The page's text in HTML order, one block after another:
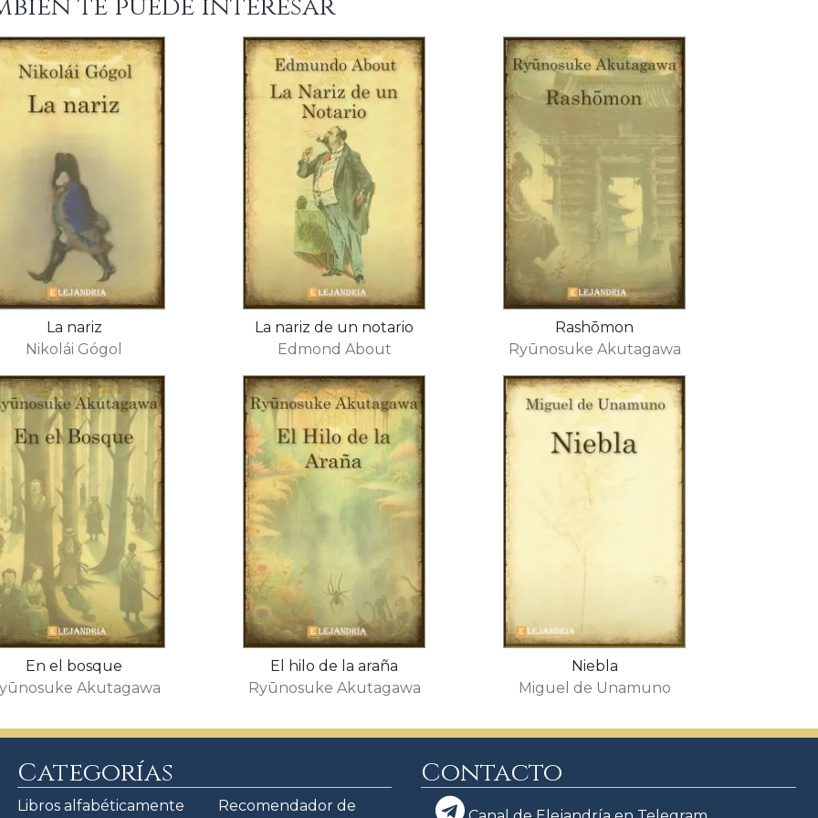
te puede interesar
La nariz
Nikolái Gógol
La nariz de un notario
Edmond About
Rashōmon
Ryūnosuke Akutagawa
En el bosque
Akutagawa
El hilo de la araña
Ryūnosuke Akutagawa
Niebla
Miguel de Unamuno
Categorías
Libros alfabéticamente Recomendador de
Contacto